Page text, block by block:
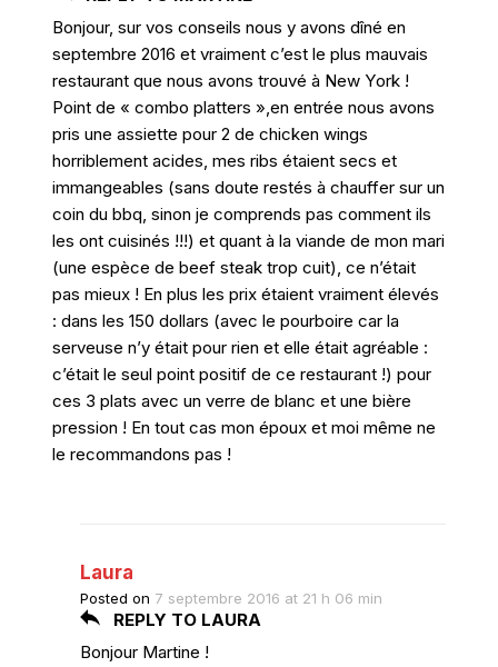
Bonjour, sur vos conseils nous y avons dîné en
septembre 2016 et vraiment c’est le plus mauvais
restaurant que nous avons trouvé à New York !
Point de « combo platters »,en entrée nous avons
pris une assiette pour 2 de chicken wings
horriblement acides, mes ribs étaient secs et
immangeables (sans doute restés à chauffer sur un
coin du bbq, sinon je comprends pas comment ils
les ont cuisinés !!!) et quant à la viande de mon mari
(une espèce de beef steak trop cuit), ce n’était
pas mieux ! En plus les prix étaient vraiment élevés
: dans les 150 dollars (avec le pourboire car la
serveuse n’y était pour rien et elle était agréable :
c’était le seul point positif de ce restaurant !) pour
ces 3 plats avec un verre de blanc et une bière
pression ! En tout cas mon époux et moi même ne
le recommandons pas !
Laura
Posted on 7 septembre 2016 at 21 h 06 min
REPLY TO LAURA
Bonjour Martine !